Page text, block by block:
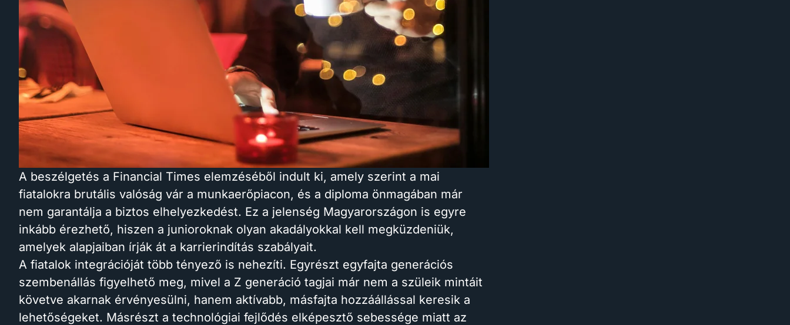
A beszélgetés a Financial Times elemzéséből indult ki, amely szerint a mai
fiatalokra brutális valóság vár a munkaerőpiacon, és a diploma önmagában már
nem garantálja a biztos elhelyezkedést. Ez a jelenség Magyarországon is egyre
inkább érezhető, hiszen a junioroknak olyan akadályokkal kell megküzdeniük,
amelyek alapjaiban írják át a karrierindítás szabályait.
A fiatalok integrációját több tényező is nehezíti. Egyrészt egyfajta generációs
szembenállás figyelhető meg, mivel a Z generáció tagjai már nem a szüleik mintáit
követve akarnak érvényesülni, hanem aktívabb, másfajta hozzáállással keresik a
lehetőségeket. Másrészt a technológiai fejlődés elképesztő sebessége miatt az